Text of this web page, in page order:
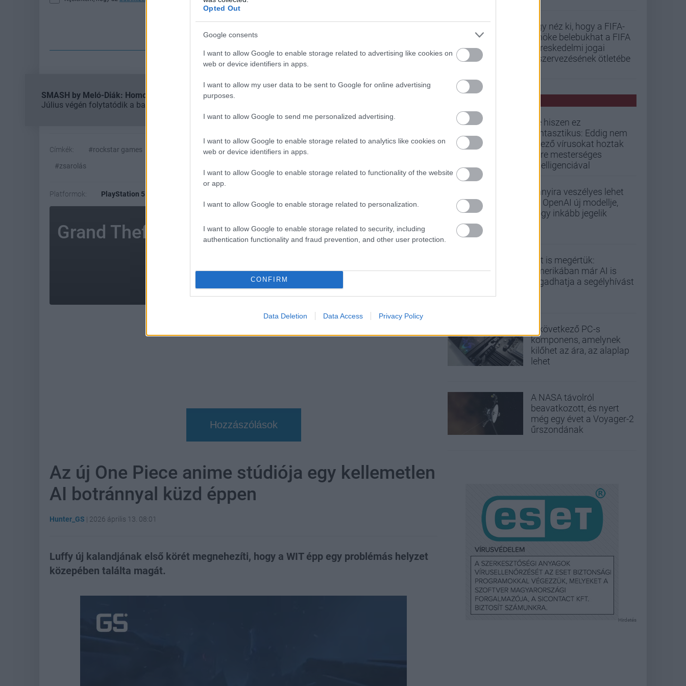
Opted Out
Google consents
I want to allow Google to enable storage related to advertising like cookies on
web or device identifiers in apps.
I want to allow my user data to be sent to Google for online advertising
purposes.
I want to allow Google to send me personalized advertising.
I want to allow Google to enable storage related to analytics like cookies on
web or device identifiers in apps.
I want to allow Google to enable storage related to functionality of the website
or app.
I want to allow Google to enable storage related to personalization.
I want to allow Google to enable storage related to security, including
authentication functionality and fraud prevention, and other user protection.
CONFIRM
Data Deletion Data Access Privacy Policy
SMASH by Meló-Diák: Homok, zene és a nyár legjobb hangulata – Jön a második forduló! (X)
Július végén folytatódik a balatoni strandröplabda-sorozat.
Címkék: #rockstar games #grand theft auto 6 #grand theft auto vi #gta6
#zsarolás
Platformok: PlayStation 5
Grand Theft Auto VI
TETSZETT
Hozzászólások
Az új One Piece anime stúdiója egy kellemetlen
AI botránnyal küzd éppen
Hunter_GS | 2026 április 13. 08:01
Luffy új kalandjának első körét megnehezíti, hogy a WIT épp egy problémás helyzet
közepében találta magát.
Úgy néz ki, hogy a FIFA-
elnöke belebukhat a FIFA
kereskedelmi jogai
kiszervezésének ötletébe
De hiszen ez
fantasztikus: Eddig nem
létező vírusokat hoztak
létre mesterséges
intelligenciával
Annyira veszélyes lehet
az OpenAI új modellje,
hogy inkább jegelik
Ezt is megértük:
Amerikában már AI is
fogadhatja a segélyhívást
A következő PC-s
komponens, amelynek
kilőhet az ára, az alaplap
lehet
A NASA távolról
beavatkozott, és nyert
még egy évet a Voyager-2
űrszondának
Hirdetés